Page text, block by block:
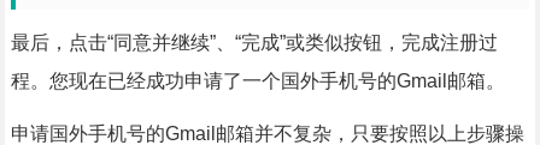
最后，点击“同意并继续”、“完成”或类似按钮，完成注册过
程。您现在已经成功申请了一个国外手机号的Gmail邮箱。
申请国外手机号的Gmail邮箱并不复杂，只要按照以上步骤操